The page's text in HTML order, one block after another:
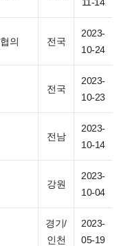
협의 전국
2023-
10-24
전국
2023-
10-23
전남
2023-
10-14
강원
2023-
10-04
경기/
인천
2023-
05-19